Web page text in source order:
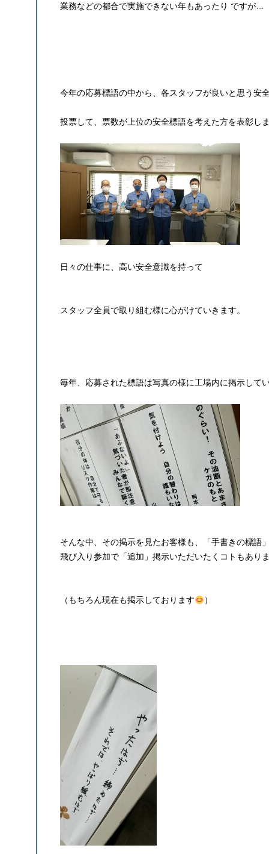
業務などの都合で実施できない年もあったり ですが…
今年の応募標語の中から、各スタッフが良いと思う安
投票して、票数が上位の安全標語を考えた方を表彰し
日々の仕事に、高い安全意識を持って
スタッフ全員で取り組む様に心がけていきます。
毎年、応募された標語は写真の様に工場内に掲示して
そんな中、その掲示を見たお客様も、「手書きの標語
飛び入り参加で「追加」掲示いただいたくコトもあり
（もちろん現在も掲示しております ）